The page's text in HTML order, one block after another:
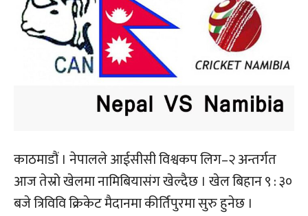
काठमाडौं । नेपालले आईसीसी विश्वकप लिग–२ अन्तर्गत
आज तेस्रो खेलमा नामिबियासंग खेल्दैछ । खेल बिहान ९ : ३०
बजे त्रिविवि क्रिकेट मैदानमा कीर्तिपुरमा सुरु हुनेछ ।